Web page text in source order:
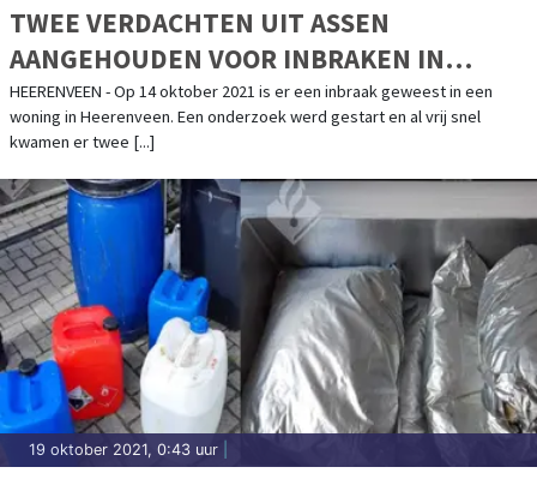
TWEE VERDACHTEN UIT ASSEN
AANGEHOUDEN VOOR INBRAKEN IN
HEERENVEEN EN RODEN
HEERENVEEN - Op 14 oktober 2021 is er een inbraak geweest in een
woning in Heerenveen. Een onderzoek werd gestart en al vrij snel
kwamen er twee [...]
19 oktober 2021, 0:43 uur